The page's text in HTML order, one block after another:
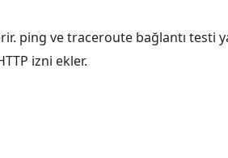
ping ve traceroute bağlantı testi
izni ekler.